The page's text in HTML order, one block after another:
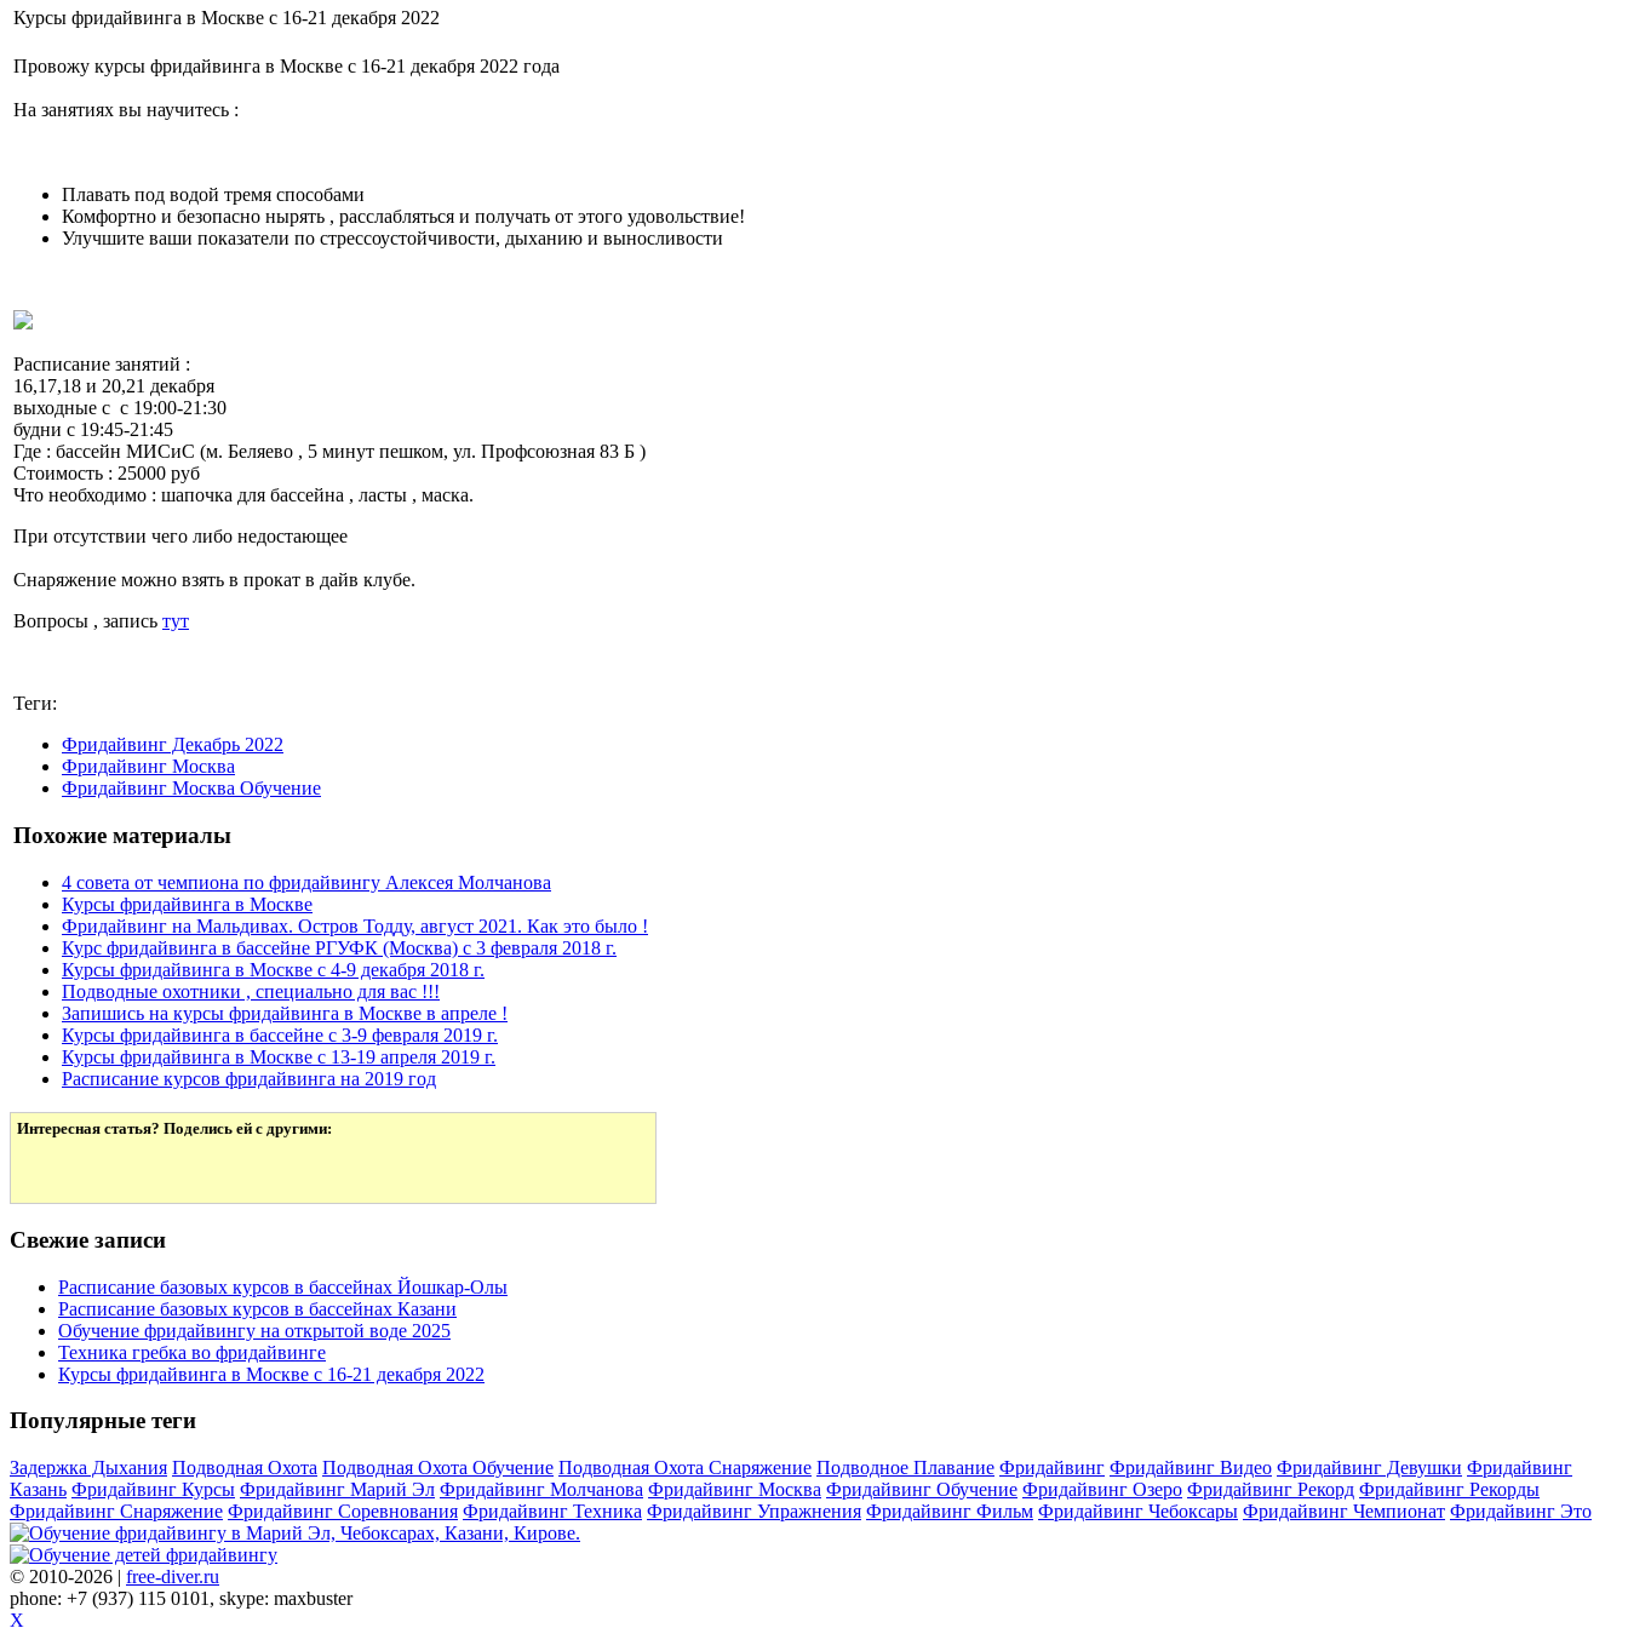
Курсы фридайвинга в Москве с 16-21 декабря 2022
Провожу курсы фридайвинга в Москве с 16-21 декабря 2022 года
На занятиях вы научитесь :
Плавать под водой тремя способами
Комфортно и безопасно нырять , расслабляться и получать от этого удовольствие!
Улучшите ваши показатели по стрессоустойчивости, дыханию и выносливости
Расписание занятий :
16,17,18 и 20,21 декабря
выходные с с 19:00-21:30
будни с 19:45-21:45
Где : бассейн МИСиС (м. Беляево , 5 минут пешком, ул. Профсоюзная 83 Б )
Стоимость : 25000 руб
Что необходимо : шапочка для бассейна , ласты , маска.
При отсутствии чего либо недостающее
Снаряжение можно взять в прокат в дайв клубе.
Вопросы , запись тут
Теги:
Фридайвинг Декабрь 2022
Фридайвинг Москва
Фридайвинг Москва Обучение
Похожие материалы
4 совета от чемпиона по фридайвингу Алексея Молчанова
Курсы фридайвинга в Москве
Фридайвинг на Мальдивах. Остров Тодду, август 2021. Как это было !
Курс фридайвинга в бассейне РГУФК (Москва) с 3 февраля 2018 г.
Курсы фридайвинга в Москве с 4-9 декабря 2018 г.
Подводные охотники , специально для вас !!!
Запишись на курсы фридайвинга в Москве в апреле !
Курсы фридайвинга в бассейне с 3-9 февраля 2019 г.
Курсы фридайвинга в Москве с 13-19 апреля 2019 г.
Расписание курсов фридайвинга на 2019 год
Интересная статья? Поделись ей с другими:
Свежие записи
Расписание базовых курсов в бассейнах Йошкар-Олы
Расписание базовых курсов в бассейнах Казани
Обучение фридайвингу на открытой воде 2025
Техника гребка во фридайвинге
Курсы фридайвинга в Москве с 16-21 декабря 2022
Популярные теги
Задержка Дыхания Подводная Охота Подводная Охота Обучение Подводная Охота Снаряжение Подводное Плавание Фридайвинг Фридайвинг Видео Фридайвинг Девушки Фридайвинг
Казань Фридайвинг Курсы Фридайвинг Марий Эл Фридайвинг Молчанова Фридайвинг Москва Фридайвинг Обучение Фридайвинг Озеро Фридайвинг Рекорд Фридайвинг Рекорды
Фридайвинг Снаряжение Фридайвинг Соревнования Фридайвинг Техника Фридайвинг Упражнения Фридайвинг Фильм Фридайвинг Чебоксары Фридайвинг Чемпионат Фридайвинг Это
© 2010-2026 | free-diver.ru
phone: +7 (937) 115 0101, skype: maxbuster
X